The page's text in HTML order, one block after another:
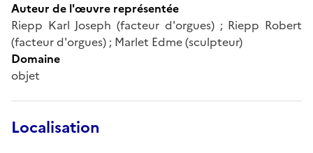
Auteur de l'œuvre représentée
Riepp Karl Joseph (facteur d'orgues) ; Riepp Robert
(facteur d'orgues) ; Marlet Edme (sculpteur)
Domaine
objet
Localisation